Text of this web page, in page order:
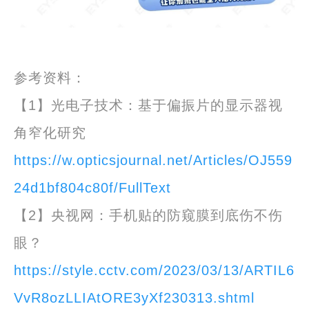
参考资料：
【1】光电子技术：基于偏振片的显示器视
角窄化研究
https://w.opticsjournal.net/Articles/OJ559
24d1bf804c80f/FullText
【2】央视网：手机贴的防窥膜到底伤不伤
眼？
https://style.cctv.com/2023/03/13/ARTIL6
VvR8ozLLIAtORE3yXf230313.shtml